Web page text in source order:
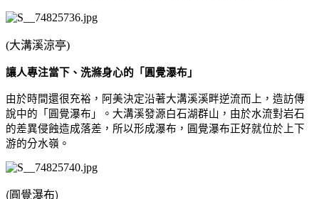
(大溝溪涼亭)
讓人專注當下、洗滌身心的「圓覺瀑布」
由於時間還很充裕，阿美決定沿著大溝溪溪畔逆流而上，造訪傳
說中的「圓覺瀑布」。大溝溪發源白石湖群山，由於水流對岩石
的差異侵蝕造成落差，所以形成瀑布，圓覺瀑布正好就位於上下
游的分水嶺。
(圓覺瀑布)